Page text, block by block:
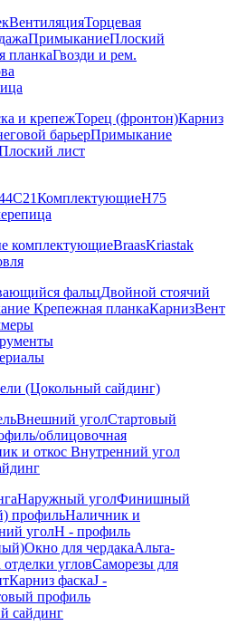
ВентиляцияТорцевая
ПримыканиеПлоский
планкаГвозди и рем.
и крепежТорец (фронтон)Карниз
барьерПримыкание
лист
С21КомплектующиеН75
комплектующиеBraasKriastak
фальцДвойной стоячий
Крепежная планкаКарнизВент
(Цокольный сайдинг)
Внешний уголСтартовый
облицовочная
и откос Внутренний угол
Наружный уголФинишный
профильНаличник и
уголH - профиль
Окно для чердакаАльта-
угловСаморезы для
Карниз фаскаJ -
профиль
сайдинг